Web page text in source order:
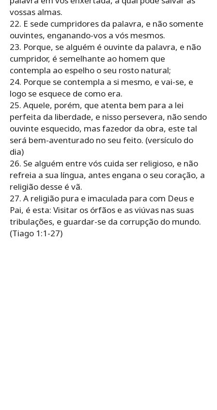
vossas almas.
22. E sede cumpridores da palavra, e não somente
ouvintes, enganando-vos a vós mesmos.
23. Porque, se alguém é ouvinte da palavra, e não
cumpridor, é semelhante ao homem que
contempla ao espelho o seu rosto natural;
24. Porque se contempla a si mesmo, e vai-se, e
logo se esquece de como era.
25. Aquele, porém, que atenta bem para a lei
perfeita da liberdade, e nisso persevera, não sendo
ouvinte esquecido, mas fazedor da obra, este tal
será bem-aventurado no seu feito. (versículo do
dia)
26. Se alguém entre vós cuida ser religioso, e não
refreia a sua língua, antes engana o seu coração, a
religião desse é vã.
27. A religião pura e imaculada para com Deus e
Pai, é esta: Visitar os órfãos e as viúvas nas suas
tribulações, e guardar-se da corrupção do mundo.
(Tiago 1:1-27)